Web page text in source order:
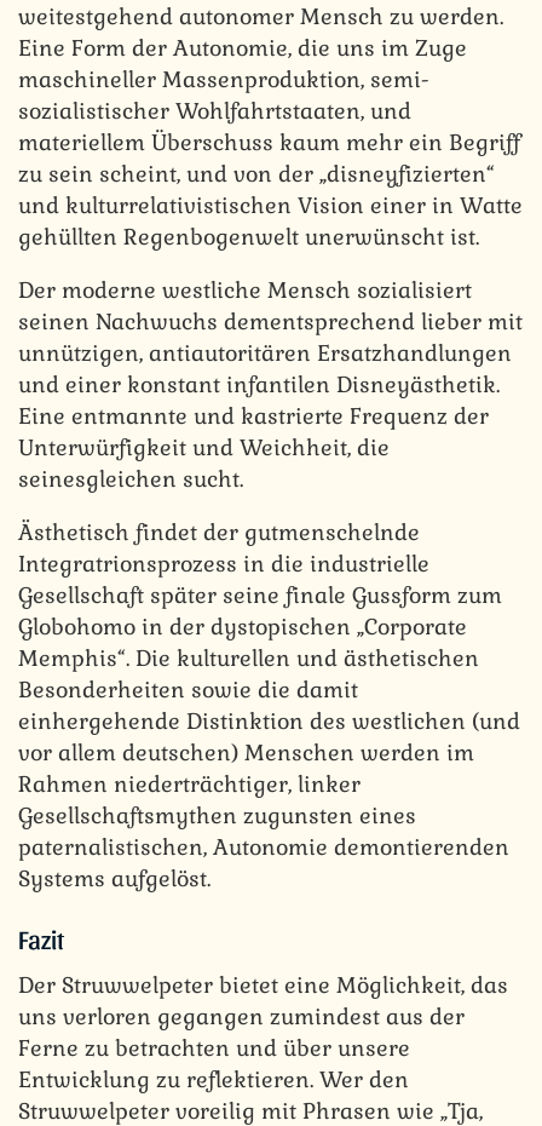
weitestgehend autonomer Mensch zu werden.
Eine Form der Autonomie, die uns im Zuge
maschineller Massenproduktion, semi-
sozialistischer Wohlfahrtstaaten, und
materiellem Überschuss kaum mehr ein Begriff
zu sein scheint, und von der „disneyfizierten“
und kulturrelativistischen Vision einer in Watte
gehüllten Regenbogenwelt unerwünscht ist.
Der moderne westliche Mensch sozialisiert
seinen Nachwuchs dementsprechend lieber mit
unnützigen, antiautoritären Ersatzhandlungen
und einer konstant infantilen Disneyästhetik.
Eine entmannte und kastrierte Frequenz der
Unterwürfigkeit und Weichheit, die
seinesgleichen sucht.
Ästhetisch findet der gutmenschelnde
Integratrionsprozess in die industrielle
Gesellschaft später seine finale Gussform zum
Globohomo in der dystopischen „Corporate
Memphis“. Die kulturellen und ästhetischen
Besonderheiten sowie die damit
einhergehende Distinktion des westlichen (und
vor allem deutschen) Menschen werden im
Rahmen niederträchtiger, linker
Gesellschaftsmythen zugunsten eines
paternalistischen, Autonomie demontierenden
Systems aufgelöst.
Fazit
Der Struwwelpeter bietet eine Möglichkeit, das
uns verloren gegangen zumindest aus der
Ferne zu betrachten und über unsere
Entwicklung zu reflektieren. Wer den
Struwwelpeter voreilig mit Phrasen wie „Tja,